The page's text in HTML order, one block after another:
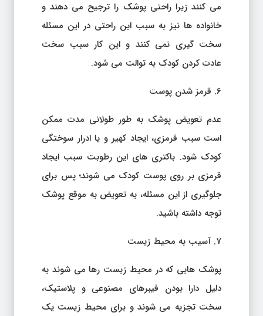
می کنند زیرا راحتی پوشک را ترجیح می دهند و
خانواده ها نیز به سبب این راحتی در این مسئله
سخت گیری نمی کنند و این کار سبب سخت
عادت کردن کودک به توالت می شود.
۶. قرمز شدن پوست
عدم تعویض پوشک به طور طولانی مدت ممکن
است سبب قرمزی، ایجاد کهیر و یا ادرار سوختگی
کودک شود. باکتری های این رطوبت سبب ایجاد
قرمزی بر روی پوست کودک می شوند؛ پس برای
جلوگیری از این مسئله، به تعویض به موقع پوشک
توجه داشته باشید.
۷. آسیب به محیط زیست
پوشک هایی که در محیط زیست رها می شوند به
دلیل دارا بودن فیبرهای مصنوعی و پلاستیک،
سخت تجزیه می شوند و برای محیط زیست یک